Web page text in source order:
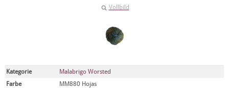
Vollbild
Kategorie
Malabrigo Worsted
Farbe
MM880 Hojas